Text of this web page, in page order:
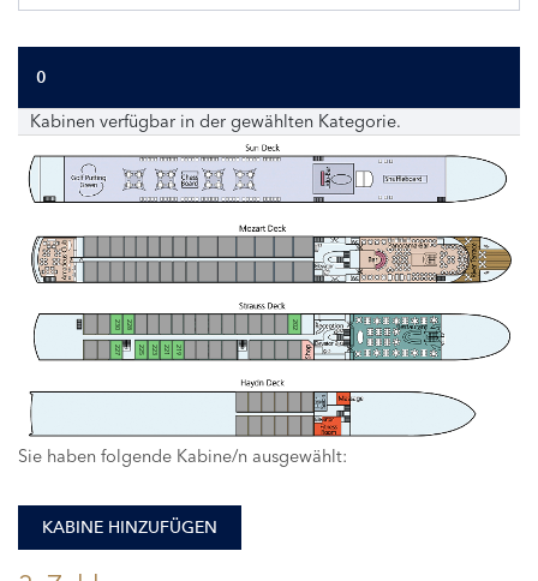
0
Kabinen verfügbar in der gewählten Kategorie.
202
219
221
223
225
227
228
230
Sie haben folgende Kabine/n ausgewählt:
KABINE HINZUFÜGEN